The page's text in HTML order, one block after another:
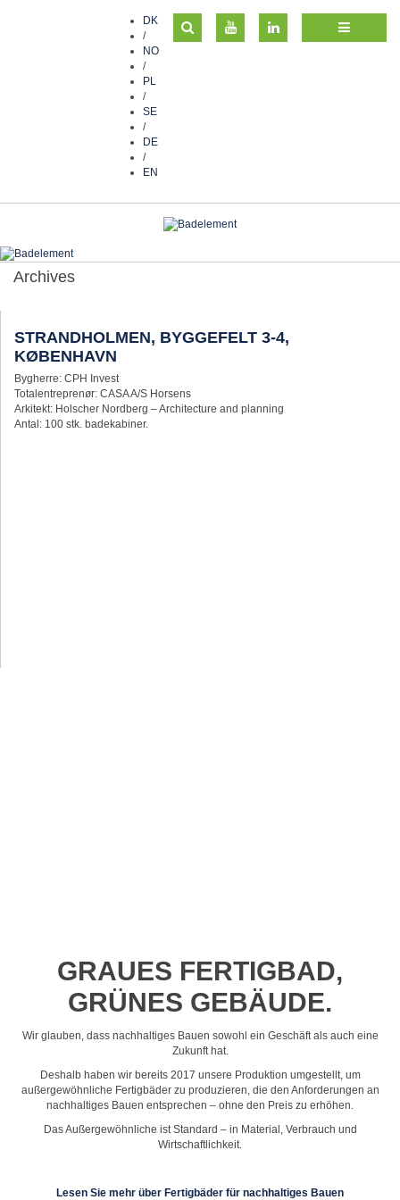
DK
/
NO
/
PL
/
SE
/
DE
/
EN
Archives
STRANDHOLMEN, BYGGEFELT 3-4,
KØBENHAVN
Bygherre: CPH Invest
Totalentreprenør: CASA A/S Horsens
Arkitekt: Holscher Nordberg – Architecture and planning
Antal: 100 stk. badekabiner.
GRAUES FERTIGBAD,
GRÜNES GEBÄUDE.
Wir glauben, dass nachhaltiges Bauen sowohl ein Geschäft als auch eine
Zukunft hat.
Deshalb haben wir bereits 2017 unsere Produktion umgestellt, um
außergewöhnliche Fertigbäder zu produzieren, die den Anforderungen an
nachhaltiges Bauen entsprechen – ohne den Preis zu erhöhen.
Das Außergewöhnliche ist Standard – in Material, Verbrauch und
Wirtschaftlichkeit.
Lesen Sie mehr über Fertigbäder für nachhaltiges Bauen